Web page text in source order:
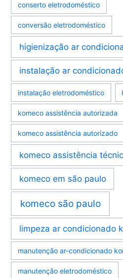
conserto eletrodoméstico
conversão eletrodoméstico
higienização ar
instalação ar
instalação eletrodoméstico
komeco assistência autorizada
komeco assistência autorizado
komeco assistência
komeco em são paulo
komeco são paulo
limpeza ar condicionado
manutenção ar-condicionado
manutenção eletrodoméstico